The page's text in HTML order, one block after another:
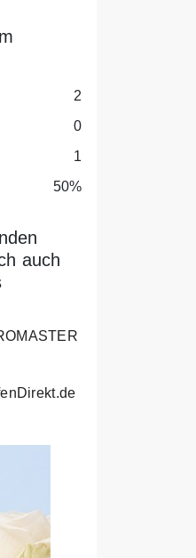
2
0
1
50%
auch